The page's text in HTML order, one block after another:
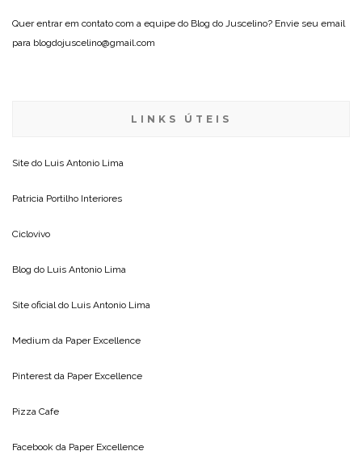
Quer entrar em contato com a equipe do Blog do Juscelino? Envie seu email
para blogdojuscelino@gmail.com
LINKS ÚTEIS
Site do Luis Antonio Lima
Patricia Portilho Interiores
Ciclovivo
Blog do Luis Antonio Lima
Site oficial do Luis Antonio Lima
Medium da Paper Excellence
Pinterest da Paper Excellence
Pizza Cafe
Facebook da Paper Excellence